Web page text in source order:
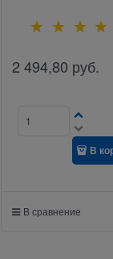
2 494,80 руб.
В
В сравнение